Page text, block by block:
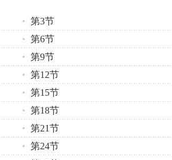
第3节
第6节
第9节
第12节
第15节
第18节
第21节
第24节